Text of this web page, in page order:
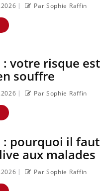
| Par Sophie Raffin
: votre risque
souffre
| Par Sophie Raffin
: pourquoi il
aux malades
| Par Sophie Raffin
taux élevé
ce jus
écrans en